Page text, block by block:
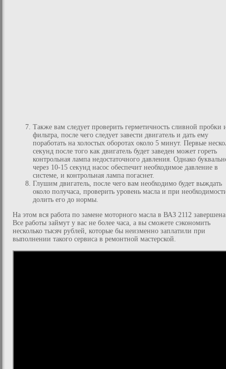
Также вам следует проверить герметичность сливной пробки
фильтра, после чего следует завести двигатель и дать ему
поработать на холостых оборотах около 5 минут. Первые
секунд после того как двигатель будет заведен может гореть
контрольная лампа недостаточного давления. Однако
через 10-15 секунд насос обеспечит необходимое давление в
системе, и контрольная лампа погаснет.
Глушим двигатель, после чего вам необходимо будет выждать
около получаса, проверить уровень масла и при
долить его до нормы.
На этом вся работа по замене моторного масла в ВАЗ 2112
Все работы займут у вас не более часа, а вы сможете сэкономить
несколько тысяч рублей, которые бы неизменно заплатили при
выполнении такого сервиса в ремонтной мастерской.